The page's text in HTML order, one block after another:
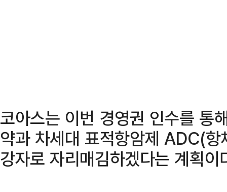
코아스는 이번 경영권 인수를 통
약과 차세대 표적항암제 ADC(항
강자로 자리매김하겠다는 계획이